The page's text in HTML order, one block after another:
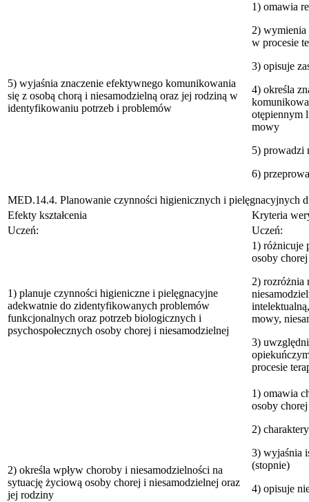
5) wyjaśnia znaczenie efektywnego komunikowania
się z osobą chorą i niesamodzielną oraz jej rodziną w
identyfikowaniu potrzeb i problemów
1) omawia
2)
w procesie
3) opisuje
4) określa
otępiennym
mowy
5) prowadzi
6)
MED.14.4. Planowanie czynności higienicznych i pielęgnacyjnych
Efekty kształcenia
Kryteria
Uczeń:
Uczeń:
1) planuje czynności higieniczne i pielęgnacyjne
adekwatnie do zidentyfikowanych problemów
funkcjonalnych oraz potrzeb biologicznych i
psychospołecznych osoby chorej i niesamodzielnej
1) różnicuje
osoby
2) rozróżnia
mowy,
3)
procesie
2) określa wpływ choroby i niesamodzielności na
sytuację życiową osoby chorej i niesamodzielnej oraz
jej rodziny
1) omawia
osoby
2)
3) wyjaśnia
(stopnie)
4) opisuje